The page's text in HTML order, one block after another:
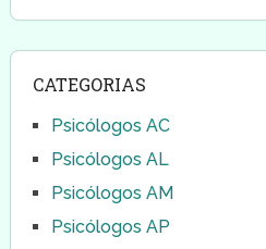
CATEGORIAS
Psicólogos AC
Psicólogos AL
Psicólogos AM
Psicólogos AP